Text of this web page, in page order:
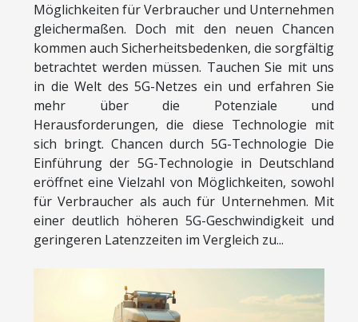
Möglichkeiten für Verbraucher und Unternehmen
gleichermaßen. Doch mit den neuen Chancen
kommen auch Sicherheitsbedenken, die sorgfältig
betrachtet werden müssen. Tauchen Sie mit uns
in die Welt des 5G-Netzes ein und erfahren Sie
mehr über die Potenziale und
Herausforderungen, die diese Technologie mit
sich bringt. Chancen durch 5G-Technologie Die
Einführung der 5G-Technologie in Deutschland
eröffnet eine Vielzahl von Möglichkeiten, sowohl
für Verbraucher als auch für Unternehmen. Mit
einer deutlich höheren 5G-Geschwindigkeit und
geringeren Latenzzeiten im Vergleich zu...